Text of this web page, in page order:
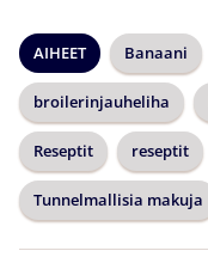
AIHEET Banaani
broilerinjauheliha
Reseptit reseptit
Tunnelmallisia makuja